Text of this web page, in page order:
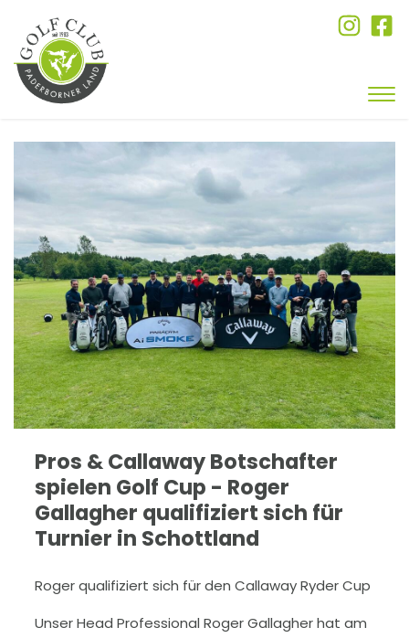
Pros & Callaway Botschafter
spielen Golf Cup - Roger
Gallagher qualifiziert sich für
Turnier in Schottland
Roger qualifiziert sich für den Callaway Ryder Cup
Unser Head Professional Roger Gallagher hat am